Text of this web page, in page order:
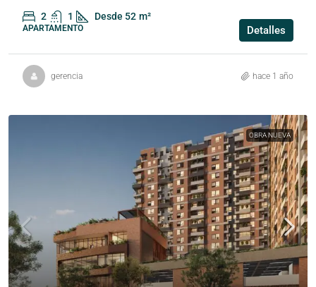
2 1 Desde 52 m²
APARTAMENTO Detalles
gerencia hace 1 año
OBRA NUEVA